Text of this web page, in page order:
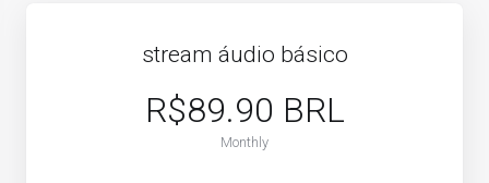
stream áudio básico
R$89.90 BRL
Monthly